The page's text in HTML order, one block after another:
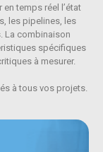
temps réel l’état
les pipelines, les
La combinaison
spécifiques
à mesurer.
à tous vos projets.